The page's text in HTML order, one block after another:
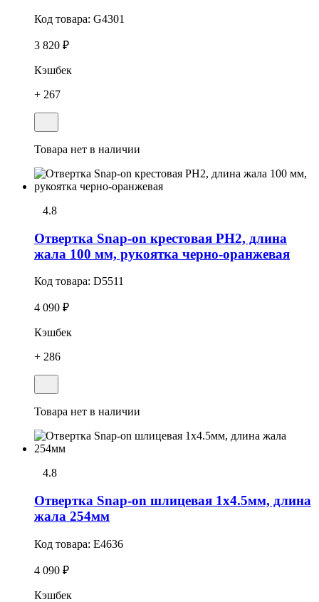
Код товара: G4301
3 820 ₽
Кэшбек
+ 267
Товара нет в наличии
4.8
Отвертка Snap-on крестовая РН2, длина
жала 100 мм, рукоятка черно-оранжевая
Код товара: D5511
4 090 ₽
Кэшбек
+ 286
Товара нет в наличии
4.8
Отвеpтка Snap-on шлицевая 1x4.5мм, длина
жала 254мм
Код товара: E4636
4 090 ₽
Кэшбек